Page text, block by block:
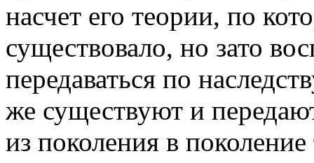
насчет его теории, по
существовало, но зато
передаваться по
же существуют и
из поколения в